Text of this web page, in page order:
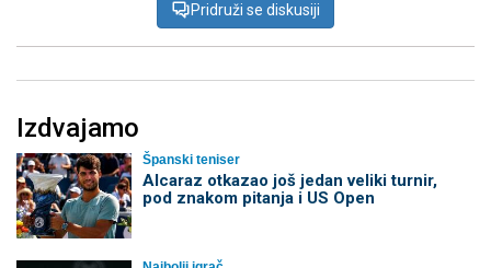
Pridruži se diskusiji
Izdvajamo
Španski teniser
Alcaraz otkazao još jedan veliki turnir,
pod znakom pitanja i US Open